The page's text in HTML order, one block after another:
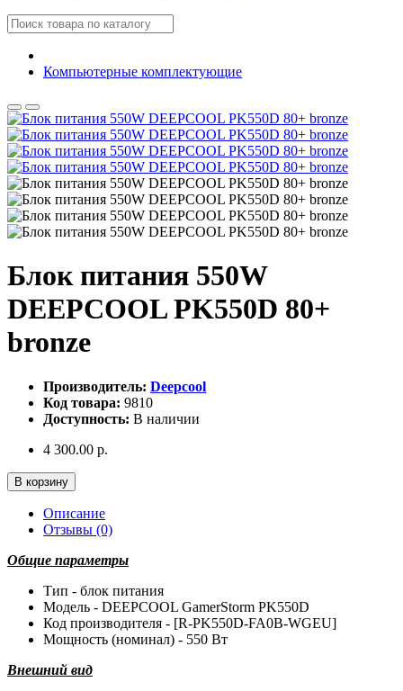
Компьютерные комплектующие
Блок питания 550W
DEEPCOOL PK550D 80+
bronze
Производитель: Deepcool
Код товара: 9810
Доступность: В наличии
4 300.00 р.
В корзину
Описание
Отзывы (0)
Общие параметры
Тип - блок питания
Модель - DEEPCOOL GamerStorm PK550D
Код производителя - [R-PK550D-FA0B-WGEU]
Мощность (номинал) - 550 Вт
Внешний вид